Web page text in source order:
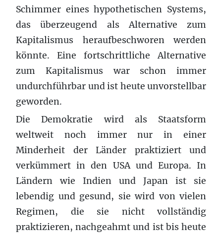
Schimmer eines hypothetischen Systems,
das überzeugend als Alternative zum
Kapitalismus heraufbeschworen werden
könnte. Eine fortschrittliche Alternative
zum Kapitalismus war schon immer
undurchführbar und ist heute unvorstellbar
geworden.
Die Demokratie wird als Staatsform
weltweit noch immer nur in einer
Minderheit der Länder praktiziert und
verkümmert in den USA und Europa. In
Ländern wie Indien und Japan ist sie
lebendig und gesund, sie wird von vielen
Regimen, die sie nicht vollständig
praktizieren, nachgeahmt und ist bis heute